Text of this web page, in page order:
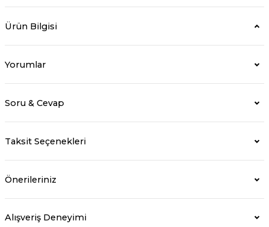
Ürün Bilgisi
Yorumlar
Soru & Cevap
Taksit Seçenekleri
Önerileriniz
Alışveriş Deneyimi